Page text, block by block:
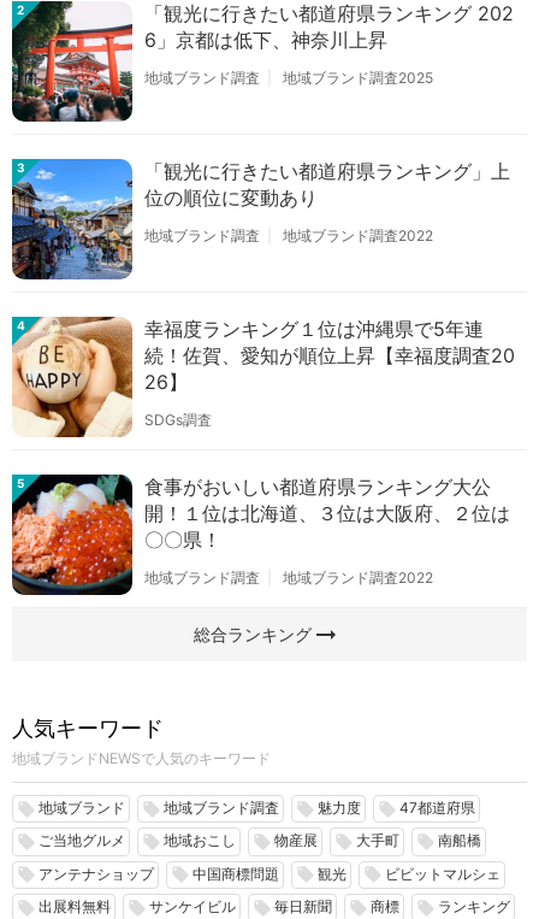
2
「観光に行きたい都道府県ランキング 202
6」京都は低下、神奈川上昇
地域ブランド調査 地域ブランド調査2025
3
「観光に行きたい都道府県ランキング」上
位の順位に変動あり
地域ブランド調査 地域ブランド調査2022
4
幸福度ランキング１位は沖縄県で5年連
続！佐賀、愛知が順位上昇【幸福度調査20
26】
SDGs調査
5
食事がおいしい都道府県ランキング大公
開！１位は北海道、３位は大阪府、２位は
〇〇県！
地域ブランド調査 地域ブランド調査2022
総合ランキングarrow_right_alt
人気キーワード
地域ブランドNEWSで人気のキーワード
local_offer 地域ブランド local_offer 地域ブランド調査 local_offer 魅力度 local_offer 47都道府県
local_offer ご当地グルメ local_offer 地域おこし local_offer 物産展 local_offer 大手町 local_offer 南船橋
local_offer アンテナショップ local_offer 中国商標問題 local_offer 観光 local_offer ビビットマルシェ
local_offer 出展料無料 local_offer サンケイビル local_offer 毎日新聞 local_offer 商標 local_offer ランキング